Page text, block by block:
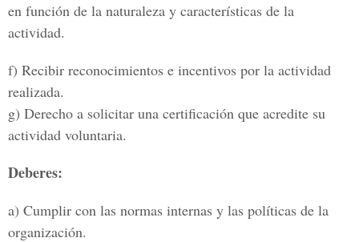
en función de la naturaleza y características de la
actividad.
f) Recibir reconocimientos e incentivos por la actividad
realizada.
g) Derecho a solicitar una certificación que acredite su
actividad voluntaria.
Deberes:
a) Cumplir con las normas internas y las políticas de la
organización.